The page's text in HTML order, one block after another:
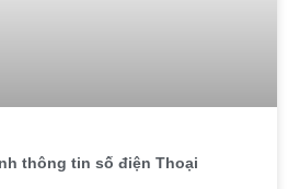
thông tin số điện Thoại